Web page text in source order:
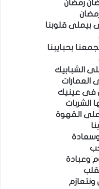
رمضان
بيملى قلوبنا
بحبايبنا
الشبابيك
العمارات
فى عينيك
الشربات
القهوة
وعبادة